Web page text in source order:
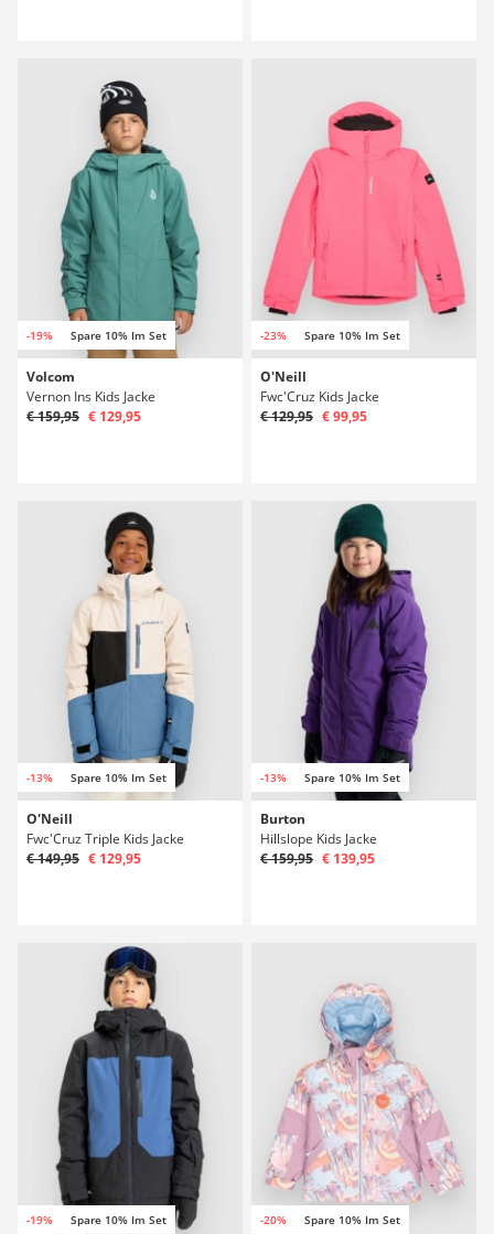
-19% Spare 10% Im Set
Volcom
Vernon Ins Kids Jacke
€ 159,95 € 129,95
-23% Spare 10% Im Set
O'Neill
Fwc'Cruz Kids Jacke
€ 129,95 € 99,95
-13% Spare 10% Im Set
O'Neill
Fwc'Cruz Triple Kids Jacke
€ 149,95 € 129,95
-13% Spare 10% Im Set
Burton
Hillslope Kids Jacke
€ 159,95 € 139,95
-19% Spare 10% Im Set -20% Spare 10% Im Set